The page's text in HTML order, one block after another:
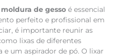
de gessoé essencial
perfeito e profissional em
é importante reunir as
lixas de diferentes
e um aspirador de pó. O lixar